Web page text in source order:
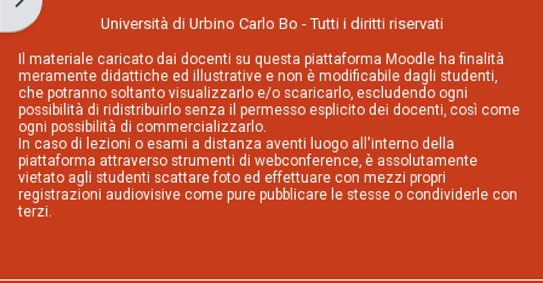
Università di Urbino Carlo Bo - Tutti i diritti riservati
Il materiale caricato dai docenti su questa piattaforma Moodle ha finalità
meramente didattiche ed illustrative e non è modificabile dagli studenti,
che potranno soltanto visualizzarlo e/o scaricarlo, escludendo ogni
possibilità di ridistribuirlo senza il permesso esplicito dei docenti, così come
ogni possibilità di commercializzarlo.
In caso di lezioni o esami a distanza aventi luogo all'interno della
piattaforma attraverso strumenti di webconference, è assolutamente
vietato agli studenti scattare foto ed effettuare con mezzi propri
registrazioni audiovisive come pure pubblicare le stesse o condividerle con
terzi.